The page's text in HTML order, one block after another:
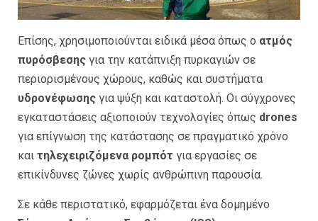
Επίσης, χρησιμοποιούνται ειδικά μέσα όπως ο ατμός
πυρόσβεσης για την κατάπνιξη πυρκαγιών σε
περιορισμένους χώρους, καθώς και συστήματα
υδρονέφωσης για ψύξη και καταστολή. Οι σύγχρονες
εγκαταστάσεις αξιοποιούν τεχνολογίες όπως drones
για επίγνωση της κατάστασης σε πραγματικό χρόνο
και τηλεχειριζόμενα ρομπότ για εργασίες σε
επικίνδυνες ζώνες χωρίς ανθρώπινη παρουσία.
Σε κάθε περιστατικό, εφαρμόζεται ένα δομημένο